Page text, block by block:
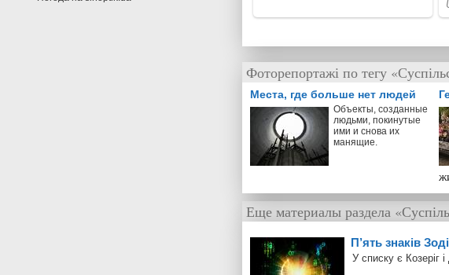
Фоторепортажі по тегу
Места, где больше нет людей
Объекты, созданные
людьми, покинутые
ими и снова их
манящие.
Еще материалы раздела
П’ять знаків
У списку є Козеріг і